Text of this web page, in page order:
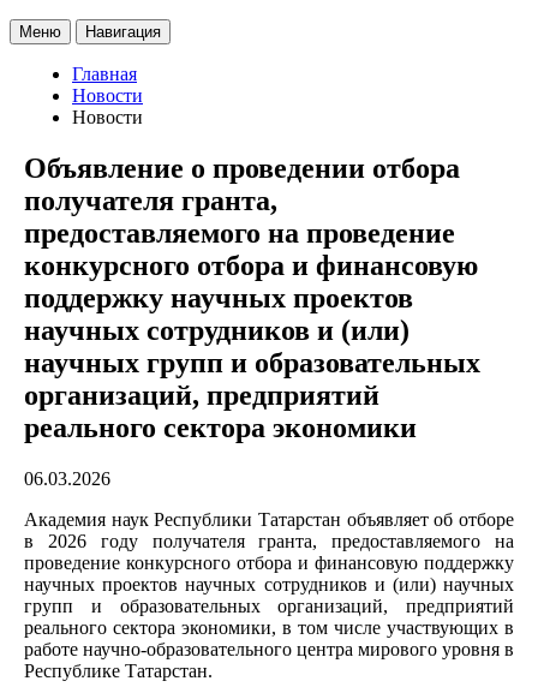
Меню Навигация
Главная
Новости
Новости
Объявление о проведении отбора
получателя гранта,
предоставляемого на проведение
конкурсного отбора и финансовую
поддержку научных проектов
научных сотрудников и (или)
научных групп и образовательных
организаций, предприятий
реального сектора экономики
06.03.2026
Академия наук Республики Татарстан объявляет об отборе
в 2026 году получателя гранта, предоставляемого на
проведение конкурсного отбора и финансовую поддержку
научных проектов научных сотрудников и (или) научных
групп и образовательных организаций, предприятий
реального сектора экономики, в том числе участвующих в
работе научно-образовательного центра мирового уровня в
Республике Татарстан.